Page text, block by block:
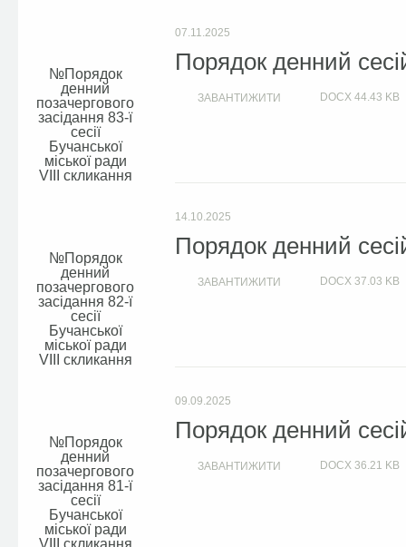
Порядок
денний
позачергового
засідання 83-ї
сесії
Бучанської
міської ради
VIIІ скликання
07.11.2025
Порядок денний
ЗАВАНТИЖИТИ DOCX 44.43 KB
Порядок
денний
позачергового
засідання 82-ї
сесії
Бучанської
міської ради
VIIІ скликання
14.10.2025
Порядок денний
ЗАВАНТИЖИТИ DOCX 37.03 KB
Порядок
денний
позачергового
засідання 81-ї
сесії
Бучанської
міської ради
VIIІ скликання
09.09.2025
Порядок денний
ЗАВАНТИЖИТИ DOCX 36.21 KB